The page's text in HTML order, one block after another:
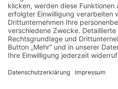
Angebot
»Buchung/Anfrage
»Wo liegt Oschatz
Bilder
Bowling im Platsch
Blick in eines unserer Zimmer
Freizeiteinrichtung Platsch